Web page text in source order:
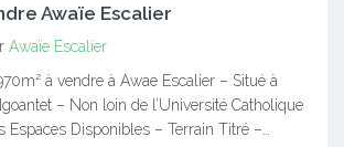
Awaïe Escalier
Awaïe Escalier
à vendre à Awae Escalier – Situé à
– Non loin de l’Université Catholique
Espaces Disponibles – Terrain Titré –…